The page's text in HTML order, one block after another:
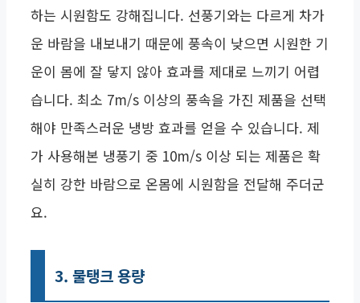
하는 시원함도 강해집니다. 선풍기와는 다르게 차가
운 바람을 내보내기 때문에 풍속이 낮으면 시원한 기
운이 몸에 잘 닿지 않아 효과를 제대로 느끼기 어렵
습니다. 최소 7m/s 이상의 풍속을 가진 제품을 선택
해야 만족스러운 냉방 효과를 얻을 수 있습니다. 제
가 사용해본 냉풍기 중 10m/s 이상 되는 제품은 확
실히 강한 바람으로 온몸에 시원함을 전달해 주더군
요.
3. 물탱크 용량